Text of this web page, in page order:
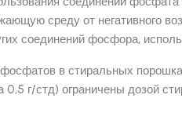
среду от негативного
соединений фосфора,
в стиральных
г/стд) ограничены дозой